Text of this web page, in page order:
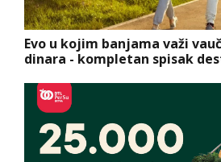
Evo u kojim banjama važi
dinara - kompletan spisak